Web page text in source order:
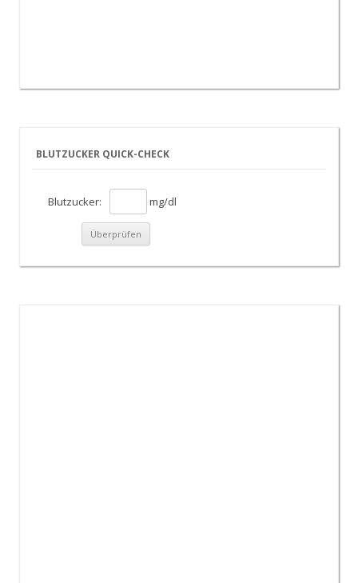
BLUTZUCKER QUICK-CHECK
Blutzucker: mg/dl